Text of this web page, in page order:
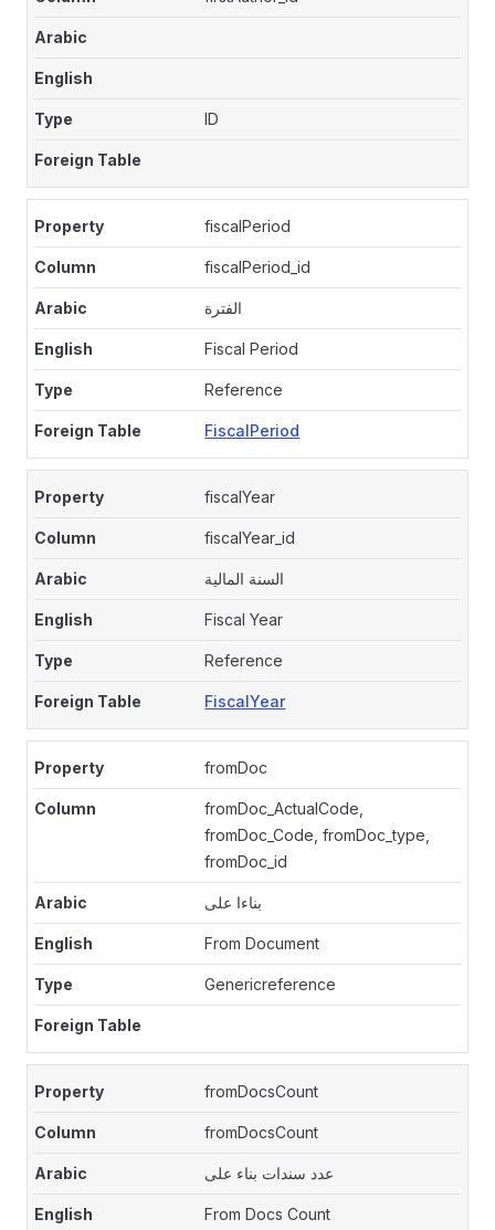
ID
fiscalPeriod
fiscalPeriod_id
الفترة
Fiscal Period
Reference
FiscalPeriod
fiscalYear
fiscalYear_id
السنة المالية
Fiscal Year
Reference
FiscalYear
fromDoc
fromDoc_ActualCode,
fromDoc_Code, fromDoc_type,
fromDoc_id
بناءا على
From Document
Genericreference
fromDocsCount
fromDocsCount
عدد سندات بناء على
From Docs Count